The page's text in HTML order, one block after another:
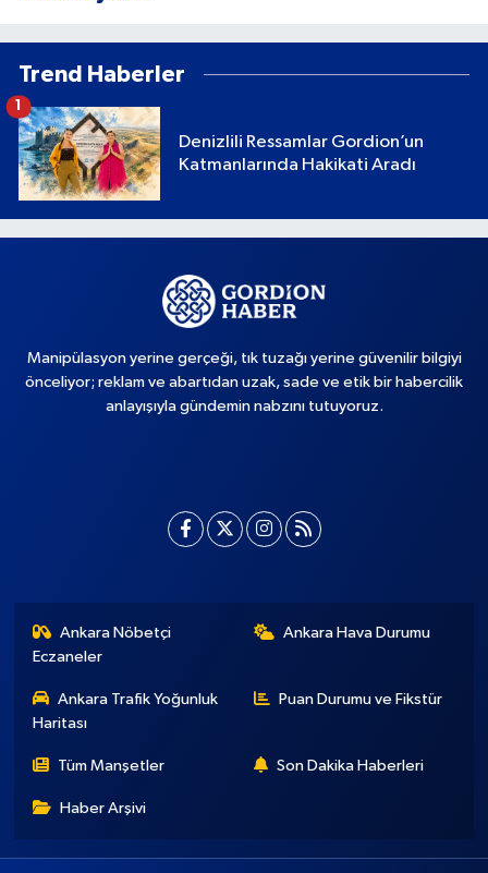
Trend Haberler
Denizlili Ressamlar Gordion’un
Katmanlarında Hakikati Aradı
1
Manipülasyon yerine gerçeği, tık tuzağı yerine güvenilir bilgiyi
önceliyor; reklam ve abartıdan uzak, sade ve etik bir habercilik
anlayışıyla gündemin nabzını tutuyoruz.
Ankara Nöbetçi
Eczaneler
Ankara Hava Durumu
Ankara Trafik Yoğunluk
Haritası
Puan Durumu ve Fikstür
Tüm Manşetler Son Dakika Haberleri
Haber Arşivi